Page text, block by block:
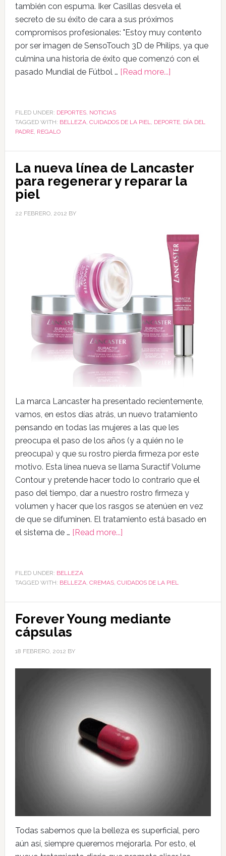
también con espuma. Iker Casillas desvela el
secreto de su éxito de cara a sus próximos
compromisos profesionales: "Estoy muy contento
por ser imagen de SensoTouch 3D de Philips, ya que
culmina una historia de éxito que comenzó con el
pasado Mundial de Fútbol … [Read more...]
FILED UNDER: DEPORTES, NOTICIAS
TAGGED WITH: BELLEZA, CUIDADOS DE LA PIEL, DEPORTE, DÍA DEL
PADRE, REGALO
La nueva línea de Lancaster
para regenerar y reparar la
piel
22 FEBRERO, 2012 BY
La marca Lancaster ha presentado recientemente,
vamos, en estos días atrás, un nuevo tratamiento
pensando en todas las mujeres a las que les
preocupa el paso de los años (y a quién no le
preocupa) y que su rostro pierda firmeza por este
motivo. Esta línea nueva se llama Suractif Volume
Contour y pretende hacer todo lo contrario que el
paso del tiempo, dar a nuestro rostro firmeza y
volumen y hacer que los rasgos se atenúen en vez
de que se difuminen. El tratamiento está basado en
el sistema de … [Read more...]
FILED UNDER: BELLEZA
TAGGED WITH: BELLEZA, CREMAS, CUIDADOS DE LA PIEL
Forever Young mediante
cápsulas
18 FEBRERO, 2012 BY
Todas sabemos que la belleza es superficial, pero
aún así, siempre queremos mejorarla. Por esto, el